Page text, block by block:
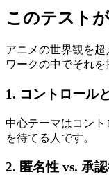
このテスト
アニメの世界観を
ワークの中でそれを
1. コントロール
中心テーマはコント
を待てる人です。
2. 匿名性 vs. 承